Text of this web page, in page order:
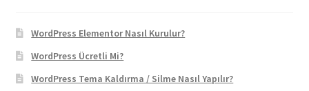
WordPress Elementor Nasıl Kurulur?
WordPress Ücretli Mi?
WordPress Tema Kaldırma / Silme Nasıl Yapılır?